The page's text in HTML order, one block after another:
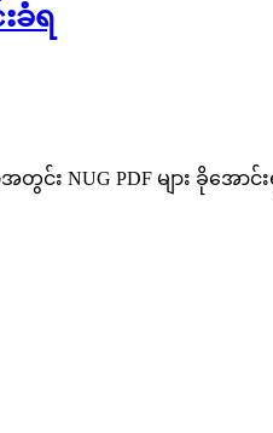
ခံရ
င်း NUG PDF များ ခိုအေ